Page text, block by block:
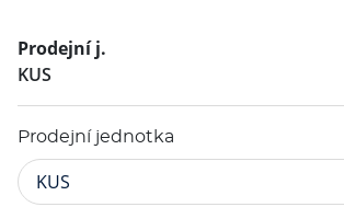
Prodejní j.
KUS
Prodejní jednotka
KUS